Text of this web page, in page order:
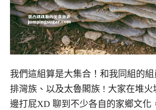
我們這組算是大集合！和我同組的組
排灣族、以及太魯閣族 ! 大家在堆火
邊打屁XD 聊到不少各自的家鄉文化